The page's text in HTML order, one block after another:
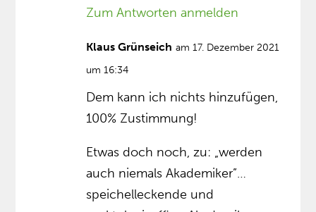
Zum Antworten anmelden
Klaus Grünseich am 17. Dezember 2021
um 16:34
Dem kann ich nichts hinzufügen,
100% Zustimmung!
Etwas doch noch, zu: „werden
auch niemals Akademiker”…
speichelleckende und